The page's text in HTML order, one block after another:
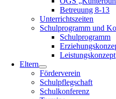
Betreuung 8-13
Unterrichtszeiten
Schulprogramm und
Schulprogramm
Leistungskonzept
Eltern
Förderverein
Schulpflegschaft
Schulkonferenz